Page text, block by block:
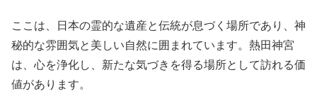
ここは、日本の霊的な遺産と伝統が息づく場所であり、神
秘的な雰囲気と美しい自然に囲まれています。熱田神宮
は、心を浄化し、新たな気づきを得る場所として訪れる価
値があります。